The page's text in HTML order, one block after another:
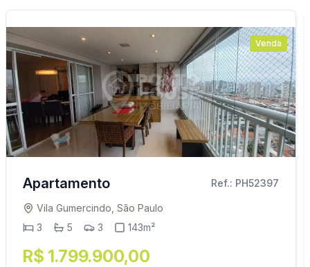
Venda
Apartamento Ref.: PH52397
Vila Gumercindo, São Paulo
3
5 3 143m²
R$ 1.799.900,00